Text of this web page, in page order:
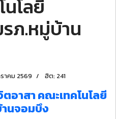
โลยี
ภ.หมู่บ้าน
าคม 2569 ฮิต: 241
อาสา คณะเทคโนโลยี
นจอมบึง